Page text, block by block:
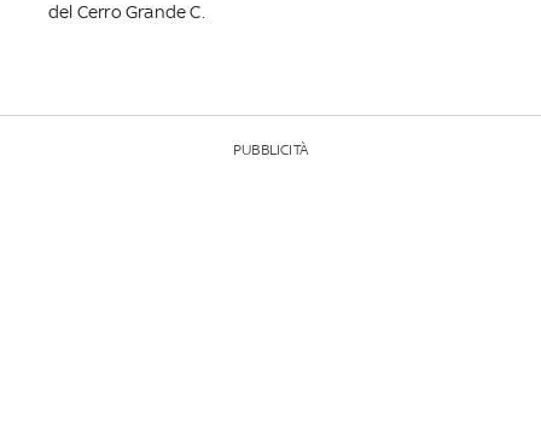
del Cerro Grande C.
PUBBLICITÀ